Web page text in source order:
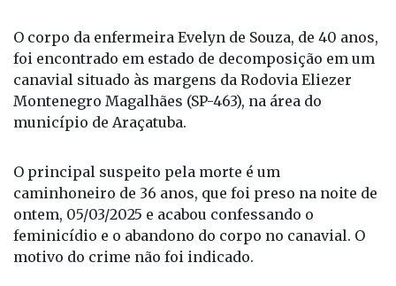
O corpo da enfermeira Evelyn de Souza, de 40 anos,
foi encontrado em estado de decomposição em um
canavial situado às margens da Rodovia Eliezer
Montenegro Magalhães (SP-463), na área do
município de Araçatuba.
O principal suspeito pela morte é um
caminhoneiro de 36 anos, que foi preso na noite de
ontem, 05/03/2025 e acabou confessando o
feminicídio e o abandono do corpo no canavial. O
motivo do crime não foi indicado.